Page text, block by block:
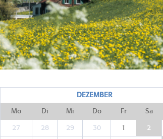
DEZEMBER
Mo Di Mi Do Fr Sa
27 28 29 30 1 2